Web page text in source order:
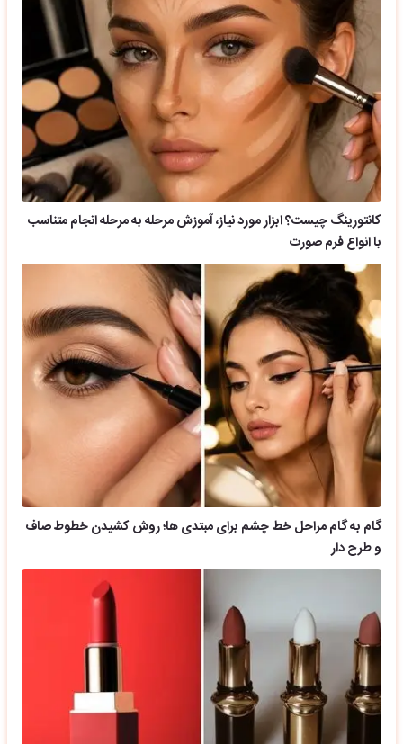
کانتورینگ چیست؟ ابزار مورد نیاز، آموزش مرحله به مرحله انجام متناسب
با انواع فرم صورت
گام به گام مراحل خط چشم برای مبتدی ها؛ روش کشیدن خطوط صاف
و طرح دار